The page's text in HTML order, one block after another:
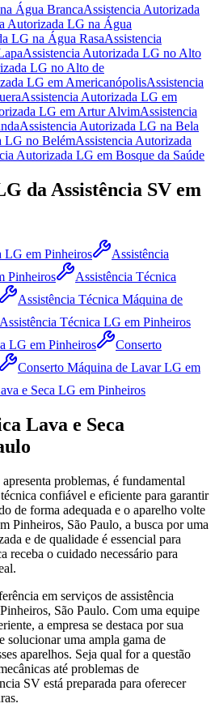
na Água BrancaAssistencia Autorizada
Autorizada LG na Água
LG na Água RasaAssistencia
Assistencia Autorizada LG no Alto
LG no Alto de
LG em AmericanópolisAssistencia
Assistencia Autorizada LG em
LG em Artur AlvimAssistencia
Assistencia Autorizada LG na Bela
LG no BelémAssistencia Autorizada
Autorizada LG em Bosque da Saúde
da Assistência SV em
LG em Pinheiros
Assistência
Pinheiros
Assistência Técnica
Assistência Técnica Máquina de
Assistência Técnica LG em Pinheiros
LG em Pinheiros
Conserto
Conserto Máquina de Lavar LG em
e Seca LG em Pinheiros
Lava e Seca
apresenta problemas, é fundamental
confiável e eficiente para garantir
de forma adequada e o aparelho volte
Pinheiros, São Paulo, a busca por uma
e de qualidade é essencial para
receba o cuidado necessário para
em serviços de assistência
São Paulo. Com uma equipe
a empresa se destaca por sua
solucionar uma ampla gama de
aparelhos. Seja qual for a questão
até problemas de
SV está preparada para oferecer